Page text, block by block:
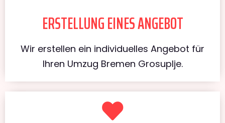
ERSTELLUNG EINES ANGEBOT
Wir erstellen ein individuelles Angebot für
Ihren Umzug Bremen Grosuplje.